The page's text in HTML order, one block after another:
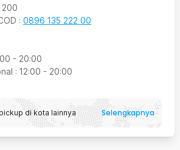
200
: 0896 135 222 00
- 20:00
: 12:00 - 20:00
di kota lainnya Selengkapnya